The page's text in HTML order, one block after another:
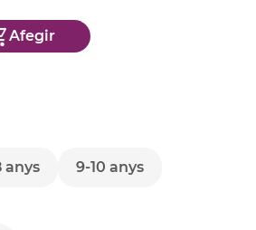
Afegir
anys
9-10 anys